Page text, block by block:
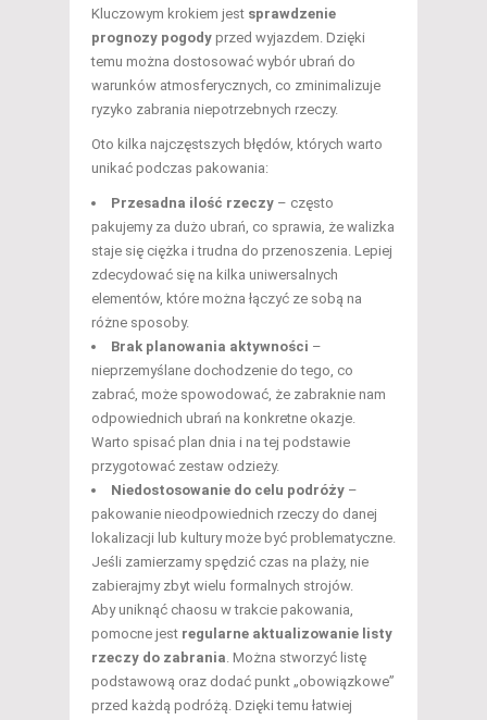
Kluczowym krokiem jest sprawdzenie
prognozy pogody przed wyjazdem. Dzięki
temu można dostosować wybór ubrań do
warunków atmosferycznych, co zminimalizuje
ryzyko zabrania niepotrzebnych rzeczy.
Oto kilka najczęstszych błędów, których warto
unikać podczas pakowania:
Przesadna ilość rzeczy – często
pakujemy za dużo ubrań, co sprawia, że walizka
staje się ciężka i trudna do przenoszenia. Lepiej
zdecydować się na kilka uniwersalnych
elementów, które można łączyć ze sobą na
różne sposoby.
Brak planowania aktywności –
nieprzemyślane dochodzenie do tego, co
zabrać, może spowodować, że zabraknie nam
odpowiednich ubrań na konkretne okazje.
Warto spisać plan dnia i na tej podstawie
przygotować zestaw odzieży.
Niedostosowanie do celu podróży –
pakowanie nieodpowiednich rzeczy do danej
lokalizacji lub kultury może być problematyczne.
Jeśli zamierzamy spędzić czas na plaży, nie
zabierajmy zbyt wielu formalnych strojów.
Aby uniknąć chaosu w trakcie pakowania,
pomocne jest regularne aktualizowanie listy
rzeczy do zabrania. Można stworzyć listę
podstawową oraz dodać punkt „obowiązkowe”
przed każdą podróżą. Dzięki temu łatwiej